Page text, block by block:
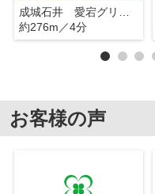
約276m／4分
お客様の声